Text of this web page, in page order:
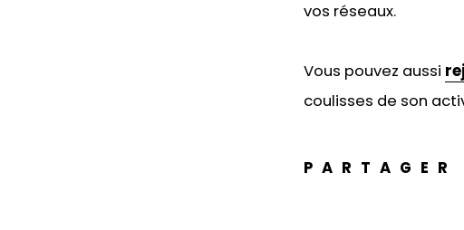
vos réseaux.
Vous pouvez aussi
coulisses de son
PARTAGER